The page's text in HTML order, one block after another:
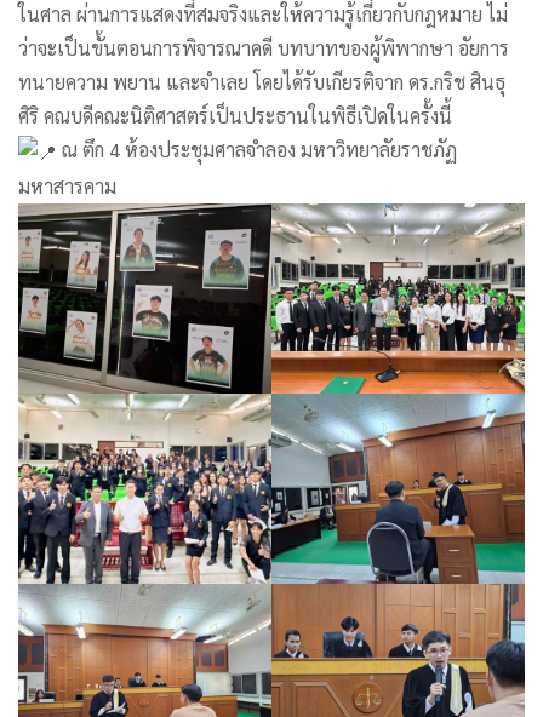
ในศาล ผ่านการแสดงที่สมจริงและให้ความรู้เกี่ยวกับกฎหมาย ไม่
ว่าจะเป็นขั้นตอนการพิจารณาคดี บทบาทของผู้พิพากษา อัยการ
ทนายความ พยาน และจำเลย โดยได้รับเกียรติจาก ดร.กริช สินธุ
ศิริ คณบดีคณะนิติศาสตร์เป็นประธานในพิธีเปิดในครั้งนี้
ณ ตึก 4 ห้องประชุมศาลจำลอง มหาวิทยาลัยราชภัฏ
มหาสารคาม